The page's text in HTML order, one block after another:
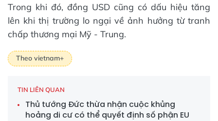
Trong khi đó, đồng USD cũng có dấu hiệu tăng
lên khi thị trường lo ngại về ảnh hưởng từ tranh
chấp thương mại Mỹ - Trung.
Theo vietnam+
TIN LIÊN QUAN
Thủ tướng Đức thừa nhận cuộc khủng
hoảng di cư có thể quyết định số phận EU